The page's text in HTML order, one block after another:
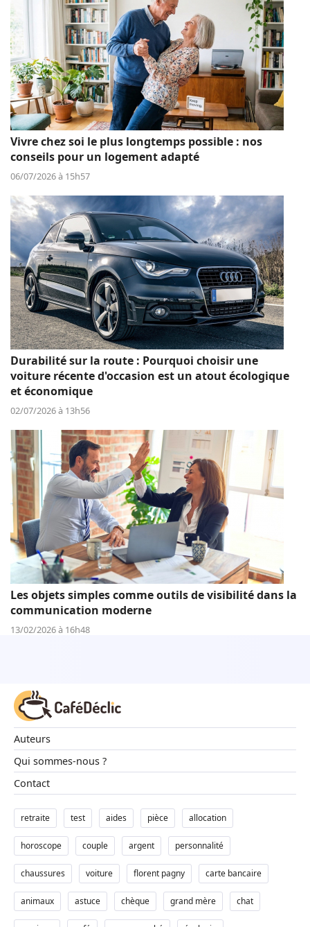
Vivre chez soi le plus longtemps possible : nos
conseils pour un logement adapté
06/07/2026 à 15h57
Durabilité sur la route : Pourquoi choisir une
voiture récente d'occasion est un atout écologique
et économique
02/07/2026 à 13h56
Les objets simples comme outils de visibilité dans la
communication moderne
13/02/2026 à 16h48
Auteurs
Qui sommes-nous ?
Contact
retraite test aides pièce allocation
horoscope couple argent personnalité
chaussures voiture florent pagny carte bancaire
animaux astuce chèque grand mère chat